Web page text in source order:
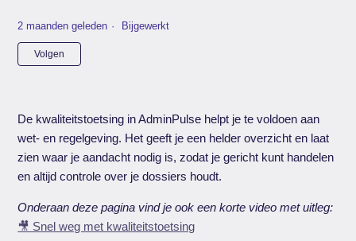
2 maanden geleden Bijgewerkt
Volgen
De kwaliteitstoetsing in AdminPulse helpt je te voldoen aan
wet- en regelgeving. Het geeft je een helder overzicht en laat
zien waar je aandacht nodig is, zodat je gericht kunt handelen
en altijd controle over je dossiers houdt.
Onderaan deze pagina vind je ook een korte video met uitleg:
🎥 Snel weg met kwaliteitstoetsing